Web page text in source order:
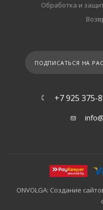
Обработка и
ПОДПИСАТЬСЯ НА
+7 925 375-
ONVOLGA: Создание